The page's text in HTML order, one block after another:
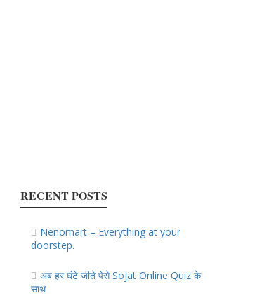
RECENT POSTS
Nenomart – Everything at your
doorstep.
अब हर घंटे जीते पेसे Sojat Online Quiz के
साथ